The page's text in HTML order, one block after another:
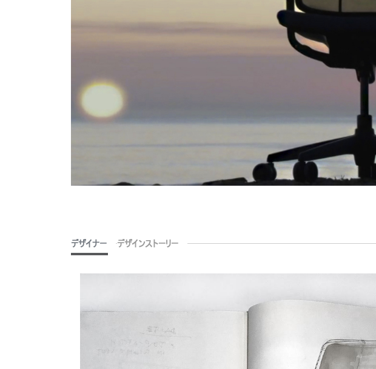
SIGN IN WITH SSO
パスワードを忘れた
デザイナー デザインストーリー